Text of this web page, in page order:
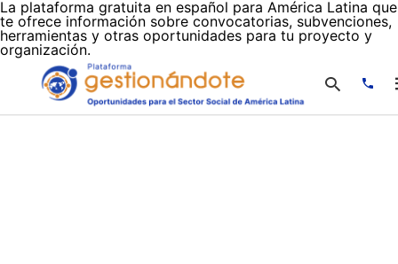
La plataforma gratuita en español para América Latina que
te ofrece información sobre convocatorias, subvenciones,
herramientas y otras oportunidades para tu proyecto y
organización.